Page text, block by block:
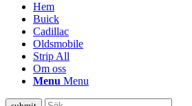
Hem
Buick
Cadillac
Oldsmobile
Strip All
Om oss
Menu Menu